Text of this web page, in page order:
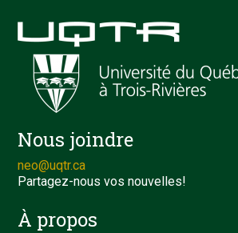
Nous joindre
neo@uqtr.ca
Partagez-nous vos nouvelles!
À propos